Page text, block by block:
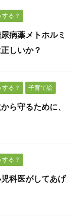
る？
病薬メトホルミ
しいか？
る？ 子育て論
ら守るために、
る？
科医がしてあげ